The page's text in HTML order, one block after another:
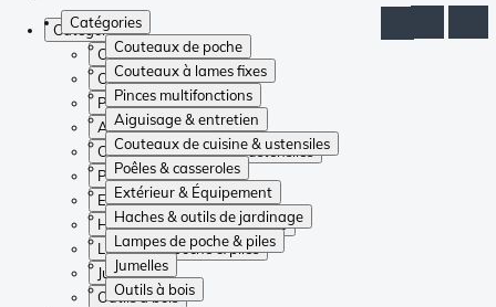
Catégories
Couteaux de poche
Couteaux à lames fixes
Pinces multifonctions
Aiguisage & entretien
Couteaux de cuisine & ustensiles
Poêles & casseroles
Extérieur & Équipement
Haches & outils de jardinage
Lampes de poche & piles
Jumelles
Outils à bois
Catégories
Couteaux de poche
Couteaux à lames fixes
Pinces multifonctions
Aiguisage & entretien
Couteaux de cuisine & ustensiles
Poêles & casseroles
Extérieur & Équipement
Haches & outils de jardinage
Lampes de poche & piles
Jumelles
Outils à bois